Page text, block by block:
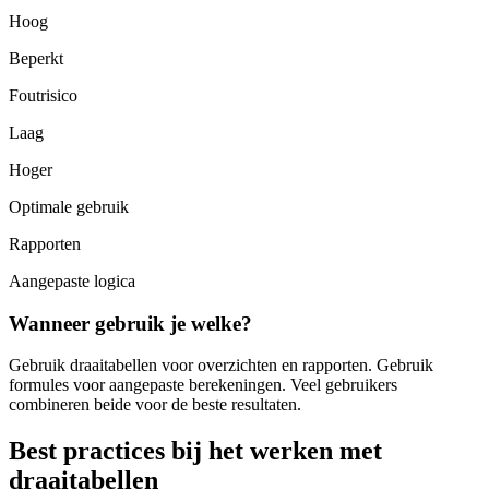
Hoog
Beperkt
Foutrisico
Laag
Hoger
Optimale gebruik
Rapporten
Aangepaste logica
Wanneer gebruik je welke?
Gebruik draaitabellen voor overzichten en rapporten. Gebruik
formules voor aangepaste berekeningen. Veel gebruikers
combineren beide voor de beste resultaten.
Best practices bij het werken met
draaitabellen